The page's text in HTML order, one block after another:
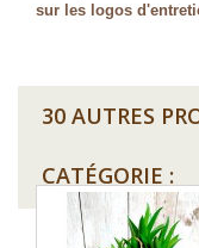
sur les logos
30 AUTRES
CATÉGORIE :